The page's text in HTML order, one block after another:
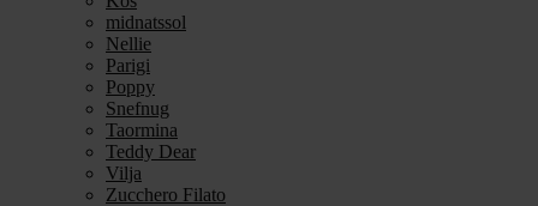
midnatssol
Nellie
Parigi
Poppy
Snefnug
Taormina
Teddy Dear
Vilja
Zucchero Filato